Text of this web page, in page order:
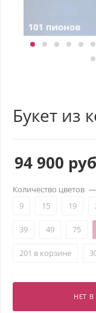
Букет из
94 900
Количество цветов —
9
15 19
39 49 75
201 в корзине
НЕТ